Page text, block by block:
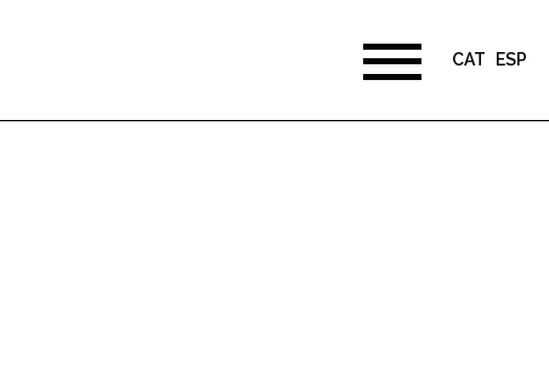
CAT ESP